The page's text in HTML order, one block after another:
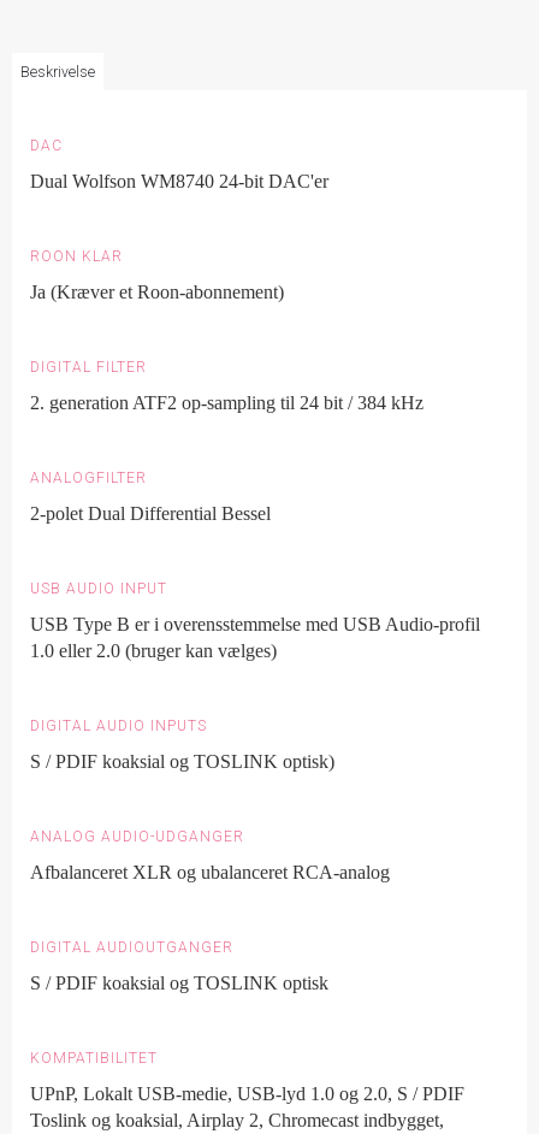
Beskrivelse
DAC
Dual Wolfson WM8740 24-bit DAC'er
ROON KLAR
Ja (Kræver et Roon-abonnement)
DIGITAL FILTER
2. generation ATF2 op-sampling til 24 bit / 384 kHz
ANALOGFILTER
2-polet Dual Differential Bessel
USB AUDIO INPUT
USB Type B er i overensstemmelse med USB Audio-profil
1.0 eller 2.0 (bruger kan vælges)
DIGITAL AUDIO INPUTS
S / PDIF koaksial og TOSLINK optisk)
ANALOG AUDIO-UDGANGER
Afbalanceret XLR og ubalanceret RCA-analog
DIGITAL AUDIOUTGANGER
S / PDIF koaksial og TOSLINK optisk
KOMPATIBILITET
UPnP, Lokalt USB-medie, USB-lyd 1.0 og 2.0, S / PDIF
Toslink og koaksial, Airplay 2, Chromecast indbygget,